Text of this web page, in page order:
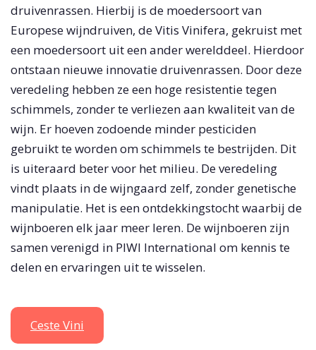
druivenrassen. Hierbij is de moedersoort van
Europese wijndruiven, de Vitis Vinifera, gekruist met
een moedersoort uit een ander werelddeel. Hierdoor
ontstaan nieuwe innovatie druivenrassen. Door deze
veredeling hebben ze een hoge resistentie tegen
schimmels, zonder te verliezen aan kwaliteit van de
wijn. Er hoeven zodoende minder pesticiden
gebruikt te worden om schimmels te bestrijden. Dit
is uiteraard beter voor het milieu. De veredeling
vindt plaats in de wijngaard zelf, zonder genetische
manipulatie. Het is een ontdekkingstocht waarbij de
wijnboeren elk jaar meer leren. De wijnboeren zijn
samen verenigd in PIWI International om kennis te
delen en ervaringen uit te wisselen.
Ceste Vini